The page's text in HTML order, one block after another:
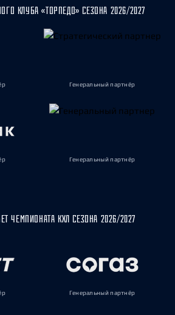
КЛУБА «ТОРПЕДО» СЕЗОНА 2026/2027
Генеральный партнёр
Генеральный партнёр
ЧЕМПИОНАТА КХЛ СЕЗОНА 2026/2027
Генеральный партнёр